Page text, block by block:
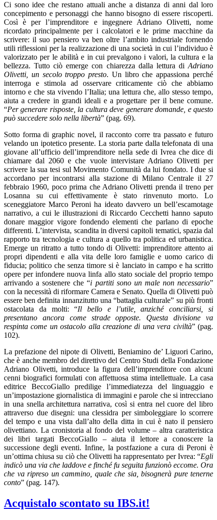
Ci sono idee che restano attuali anche a distanza di anni dal loro
concepimento e personaggi che hanno bisogno di essere riscoperti.
Così è per l’imprenditore e ingegnere Adriano Olivetti, nome
ricordato principalmente per i calcolatori e le prime macchine da
scrivere: il suo pensiero va ben oltre l’ambito industriale fornendo
utili riflessioni per la realizzazione di una società in cui l’individuo è
valorizzato per le abilità e in cui prevalgono i valori, la cultura e la
bellezza. Tutto ciò emerge con chiarezza dalla lettura di Adriano
Olivetti, un secolo troppo presto. Un libro che appassiona perché
interroga e stimola ad osservare criticamente ciò che abbiamo
intorno e che sta vivendo l’Italia; una lettura che, allo stesso tempo,
aiuta a credere in grandi ideali e a progettare per il bene comune.
“Per generare risposte, la cultura deve generare domande, e questo
può succedere solo nella libertà” (pag. 69).
Sotto forma di graphic novel, il racconto corre tra passato e futuro
velando un ipotetico presente. La storia parte dalla telefonata di una
giovane all’ufficio dell’imprenditore nella sede di Ivrea che dice di
chiamare dal 2060 e che vuole intervistare Adriano Olivetti per
scrivere la sua tesi sul Movimento Comunità da lui fondato. I due si
accordano per incontrarsi alla stazione di Milano Centrale il 27
febbraio 1960, poco prima che Adriano Olivetti prenda il treno per
Losanna su cui effettivamente è stato rinvenuto morto. Lo
sceneggiatore Marco Peroni ha ideato davvero un bell’escamotage
narrativo, a cui le illustrazioni di Riccardo Cecchetti hanno saputo
donare maggior vigore fondendo elementi che parlano di epoche
differenti. L’intervista, scandita in diversi capitoli tematici, spazia dal
rapporto tra tecnologia e cultura a quello tra politica ed urbanistica.
Emerge un ritratto a tutto tondo di Olivetti: imprenditore attento ai
propri dipendenti e alla vita delle loro famiglie e uomo carico di
fiducia; politico che senza timore si è lanciato in campo e ha scritto
opere per infondere nuova linfa allo stato sociale del proprio tempo
arrivando a sostenere che “i partiti sono un male non necessario”
con la necessità di riformare Camera e Senato. Quella di Olivetti può
essere ben definita innanzitutto una “battaglia culturale” su più fronti
ostacolata da molti: “Il bello e l’utile, anziché conciliarsi, si
presentano ancora come strade opposte. Questa divisione va
respinta come un ostacolo alla creazione di una vera civiltà” (pag.
102).
La prefazione del nipote di Olivetti, Beniamino de’ Liguori Carino,
che è anche membro del direttivo del Centro Studi della Fondazione
Adriano Olivetti, introduce la figura dell’imprenditore con alcuni
cenni biografici formulati con affettuosa stima intellettuale. La casa
editrice BeccoGiallo predilige l’immediatezza del linguaggio e
un’impostazione giornalistica di immagini e parole che si intrecciano
in una snella architettura narrativa, così si entra nel cuore del libro
attraverso due disegni: una clessidra per simboleggiare lo scorrere
del tempo e una vista dall’alto della ditta in cui è nato il pensiero
olivettiano. La cronistoria al fondo del volume – altra caratteristica
dei libri targati BeccoGiallo – aiuta il lettore a conoscere la
successione degli eventi. Infine, la postfazione a cura di Peroni è
un’ottima chiusa su ciò che Olivetti ha rappresentato per Ivrea: “Egli
indicò una via che laddove e finché fu seguita funzionò eccome. Ora
che va ripreso un cammino, quale che sia, bisognerà pure tenerne
conto” (pag. 147).
Acquistalo scontato su IBS.it!